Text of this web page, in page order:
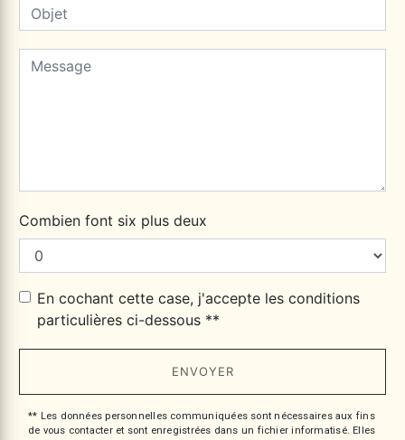
Combien font six plus deux
En cochant cette case, j'accepte les conditions
particulières ci-dessous **
ENVOYER
** Les données personnelles communiquées sont nécessaires aux fins
de vous contacter et sont enregistrées dans un fichier informatisé. Elles